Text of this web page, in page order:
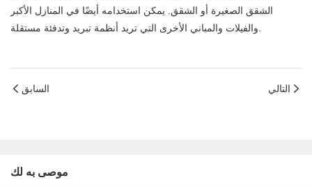
الشقق الصغيرة أو الشقق. يمكن استخدامه أيضًا في المنازل الأكبر
والفيلات والمباني الأخرى التي تريد أنظمة تبريد وتدفئة مستقلة.
السابق التالي
موصى به لك